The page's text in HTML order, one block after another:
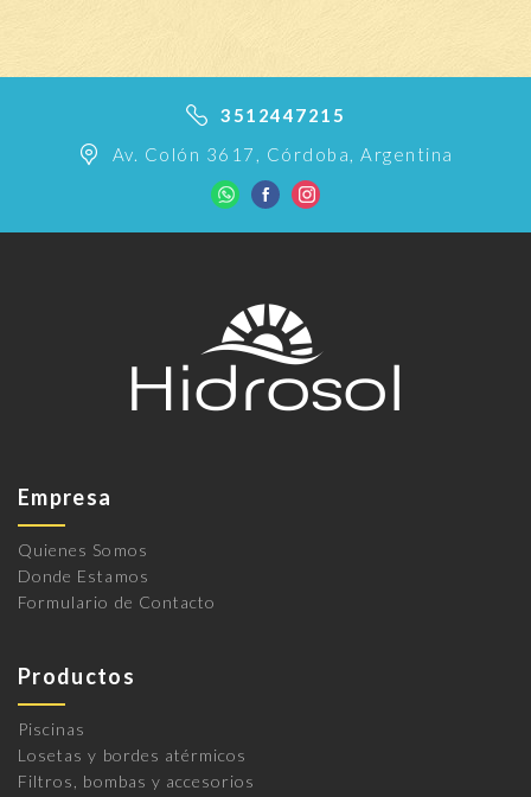
3512447215
Av. Colón 3617, Córdoba, Argentina
Empresa
Quienes Somos
Donde Estamos
Formulario de Contacto
Productos
Piscinas
Losetas y bordes atérmicos
Filtros, bombas y accesorios